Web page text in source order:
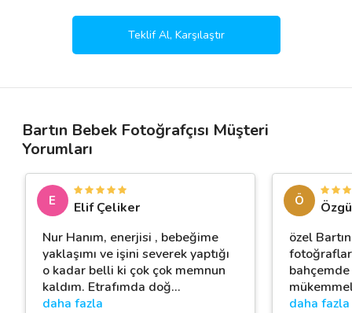
Teklif Al, Karşılaştır
Bartın Bebek Fotoğrafçısı Müşteri
Yorumları
E
Elif Çeliker
Nur Hanım, enerjisi , bebeğime
yaklaşımı ve işini severek yaptığı
o kadar belli ki çok çok memnun
kaldım. Etrafımda doğ…
daha fazla
Ö
özel
daha fazla